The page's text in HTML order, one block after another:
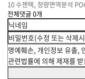
10수젠텍, 정량면역분석
전체댓글0개